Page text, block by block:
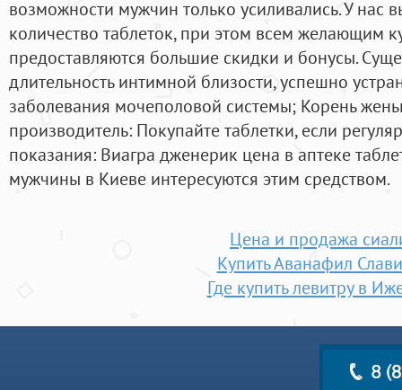
возможности мужчин только усиливались. У нас
количество таблеток, при этом всем желающим
предоставляются большие скидки и бонусы.
длительность интимной близости, успешно
заболевания мочеполовой системы; Корень
производитель: Покупайте таблетки, если
показания: Виагра дженерик цена в аптеке
мужчины в Киеве интересуются этим средством.
Цена и продажа
Купить Аванафил
Где купить левитру в